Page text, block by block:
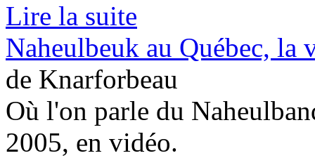
Lire la suite
Naheulbeuk au Québec, la
de Knarforbeau
Où l'on parle du
2005, en vidéo.